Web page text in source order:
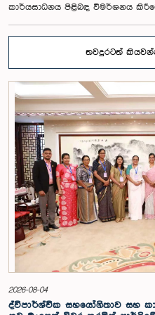
කාර්යසාධනය පිළිබඳ විමර්ශනය
නිලධාරීන් විසින් තම ඇඳුම් පැළඳුම්
නිර්නායකයන්ගෙන් බැහැරව, එකී
රැස්වීමට සහභාගී වී සිටි බව
තවද, ඉහත කී නිලධාරීන් දෙදෙනාම
ක්‍රියාපටිපාටියට පටහැනි අයුරින්
කාරක සභා රැස්වීමෙන් බැහැර
කරන ලදී. මෙම සිද්ධීන් සම්බන්ධයෙන්
සභාපතිවරයා විසින් මතු කරන ලද
පාර්ලිමේන්තුවට අපහාස කිරීමේ
පෙබරවාරි මස 17 වැනි දින
හමුවේ පෙනී සිටිනු ලැබූ අතර,
අවංකවම සමාව අයැද සිටින බව
සභාවල අධිකාරිය, ගෞරවය සහ
වැදගත්කම පිළිබඳව නිසි
නිලධාරීන් විසින් අවබෝධ කරගෙන
වරප්‍රසාද පිළිබඳ කාරක සභාව සහ
සභාපතිවරයා විසින් ඒ පිළිබඳව නිසි
කී නිලධාරීන්ට සමාව ලබා දෙන
ලදී. පාර්ලිමේන්තු කාරක සභා
සෑම අවස්ථාවකදීම ඉහළම මට්ටමින්
කිරීමත්, පාර්ලිමේන්තු
තවදුරටත්
2026-08-04
ද්විපාර්ශ්වික සහයෝගිතාව සහ කාන්තා නායකත්වය ශක්තිමත් කිරීමට